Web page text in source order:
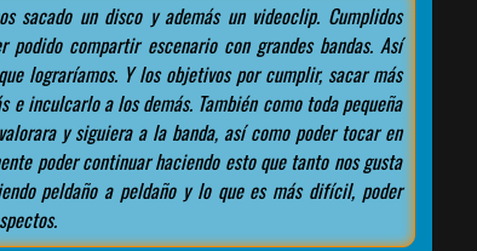
sacado un disco y además un videoclip. Cumplidos
compartir escenario con grandes bandas. Así
lograríamos. Y los objetivos por cumplir, sacar más
inculcarlo a los demás. También como toda pequeña
y siguiera a la banda, así como poder tocar en
poder continuar haciendo esto que tanto nos gusta
peldaño a peldaño y lo que es más difícil, poder